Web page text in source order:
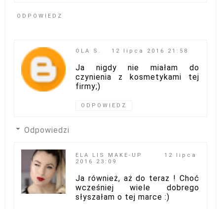
ODPOWIEDZ
OLA S. 12 lipca 2016 21:58
Ja nigdy nie miałam do
czynienia z kosmetykami tej
firmy;)
ODPOWIEDZ
Odpowiedzi
ELA LIS MAKE-UP
12 lipca
2016 23:09
Ja również, aż do teraz ! Choć
wcześniej wiele dobrego
słyszałam o tej marce :)